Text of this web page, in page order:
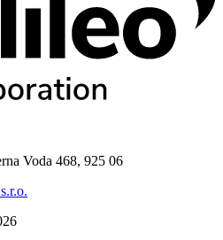
Voda 468, 925 06